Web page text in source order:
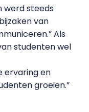
werd steeds
van
Als
studenten wel
ervaring en
groeien.”